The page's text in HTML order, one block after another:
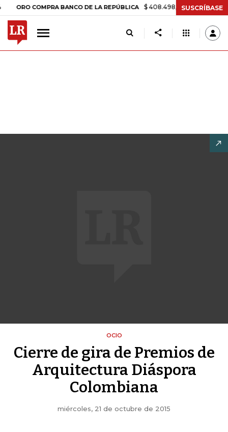
COMPRA BANCO DE LA REPÚBLICA $ 408.498,97 +$ 8.753,81 +2,19%
SUSCRÍBASE
OCIO
Cierre de gira de Premios de
Arquitectura Diáspora
Colombiana
miércoles, 21 de octubre de 2015